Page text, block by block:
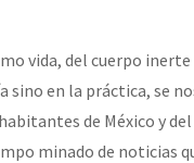
Rebeldía
vida, del cuerpo
en la práctica, se
de México y
minado de noticias